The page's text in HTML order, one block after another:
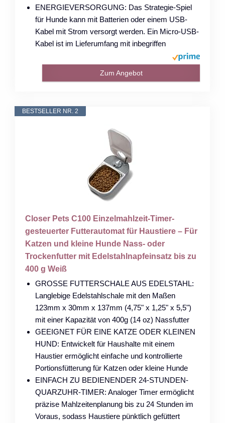
ENERGIEVERSORGUNG: Das Strategie-Spiel
für Hunde kann mit Batterien oder einem USB-
Kabel mit Strom versorgt werden. Ein Micro-USB-
Kabel ist im Lieferumfang mit inbegriffen
Zum Angebot
BESTSELLER NR. 2
Closer Pets C100 Einzelmahlzeit-Timer-
gesteuerter Futterautomat für Haustiere – Für
Katzen und kleine Hunde Nass- oder
Trockenfutter mit Edelstahlnapfeinsatz bis zu
400 g Weiß
GROSSE FUTTERSCHALE AUS EDELSTAHL:
Langlebige Edelstahlschale mit den Maßen
123mm x 30mm x 137mm (4,75" x 1,25" x 5,5")
mit einer Kapazität von 400g (14 oz) Nassfutter
GEEIGNET FÜR EINE KATZE ODER KLEINEN
HUND: Entwickelt für Haushalte mit einem
Haustier ermöglicht einfache und kontrollierte
Portionsfütterung für Katzen oder kleine Hunde
EINFACH ZU BEDIENENDER 24-STUNDEN-
QUARZUHR-TIMER: Analoger Timer ermöglicht
präzise Mahlzeitenplanung bis zu 24 Stunden im
Voraus, sodass Haustiere pünktlich gefüttert